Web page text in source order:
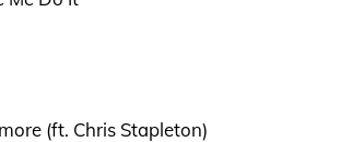
(ft. Chris Stapleton)